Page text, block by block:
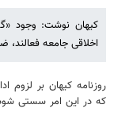
کیهان نوشت: وجود
اخلاقی جامعه
روزنامه کیهان بر لزوم
که در این امر سستی